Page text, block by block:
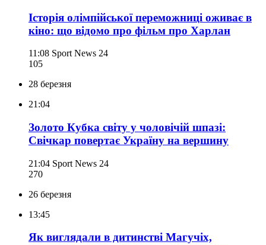
Історія олімпійської переможниці оживає в
кіно: що відомо про фільм про Харлан
11:08 Sport News 24
105
28 березня
21:04
Золото Кубка світу у чоловічій шпазі:
Свічкар повертає Україну на вершину
21:04 Sport News 24
270
26 березня
13:45
Як виглядали в дитинстві Магучіх,